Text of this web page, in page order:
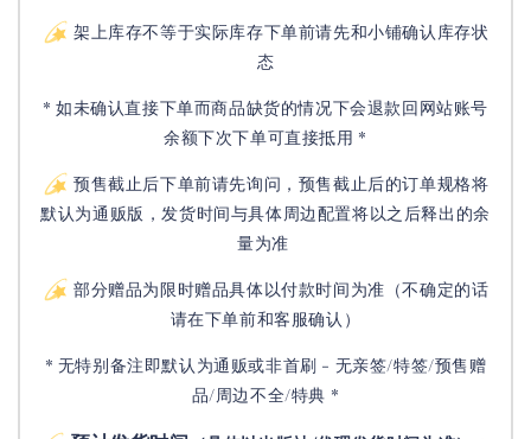
架上库存不等于实际库存下单前请先和小铺确认库存状
态
* 如未确认直接下单而商品缺货的情况下会退款回网站账号
余额下次下单可直接抵用 *
预售截止后下单前请先询问，预售截止后的订单规格将
默认为通贩版，发货时间与具体周边配置将以之后释出的余
量为准
部分赠品为限时赠品具体以付款时间为准（不确定的话
请在下单前和客服确认）
* 无特别备注即默认为通贩或非首刷 - 无亲签/特签/预售赠
品/周边不全/特典 *